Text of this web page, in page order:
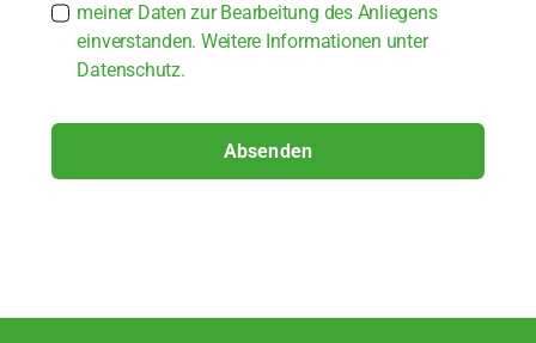
mei­ner Daten zur Bear­bei­tung des Anlie­gens
ein­ver­stan­den. Wei­te­re Infor­ma­tio­nen unter
Daten­schutz.
Absenden